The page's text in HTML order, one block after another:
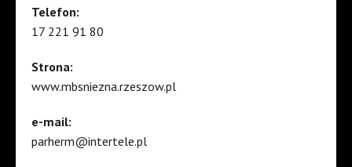
Telefon:
17 221 91 80
Strona:
www.mbsniezna.rzeszow.pl
e-mail:
parherm@intertele.pl